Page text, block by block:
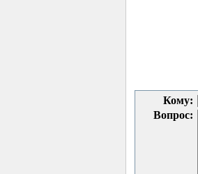
Кому:
Вопрос: